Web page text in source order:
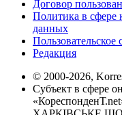
Договор
Политика в сфере
данных
Пользовательское
Редакция
© 2000-2026,
Субъект в сфере